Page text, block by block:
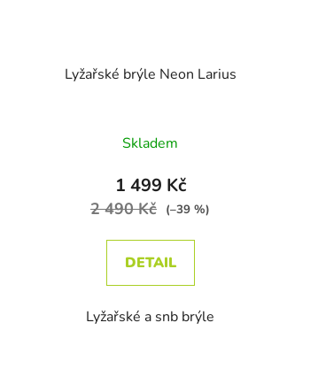
Lyžařské brýle Neon Larius
Skladem
1 499 Kč
2 490 Kč (–39 %)
DETAIL
Lyžařské a snb brýle